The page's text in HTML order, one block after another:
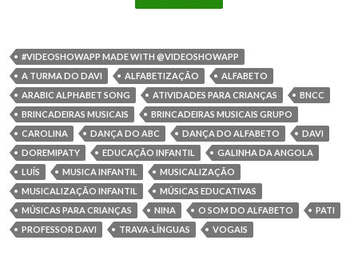
o
k
r
r
e
s
t
A
p
p
r
m
r
t
i
l
h
#VIDEOSHOWAPP MADE WITH @VIDEOSHOWAPP
A TURMA DO DAVI
ALFABETIZAÇÃO
ALFABETO
ARABIC ALPHABET SONG
ATIVIDADES PARA CRIANÇAS
BNCC
BRINCADEIRAS MUSICAIS
BRINCADEIRAS MUSICAIS GRUPO
CAROLINA
DANÇA DO ABC DANÇA DO ALFABETO
DAVI
DOREMIPATY
EDUCAÇÃO INFANTIL
GALINHA DA ANGOLA
LUÍS
MUSICA INFANTIL
MUSICALIZAÇÃO
MUSICALIZAÇÃO INFANTIL
MÚSICAS EDUCATIVAS
MÚSICAS PARA CRIANÇAS
NINA O SOM DO ALFABETO
PATI
PROFESSOR DAVI
TRAVA-LÍNGUAS VOGAIS